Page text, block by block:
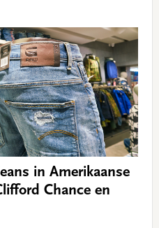
in Amerikaanse
Chance en